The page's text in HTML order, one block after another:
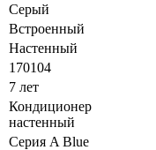
Серый
Встроенный
Настенный
170104
7 лет
Кондиционер
настенный
Серия A Blue